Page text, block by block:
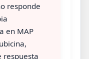
responde
en MAP
respuesta